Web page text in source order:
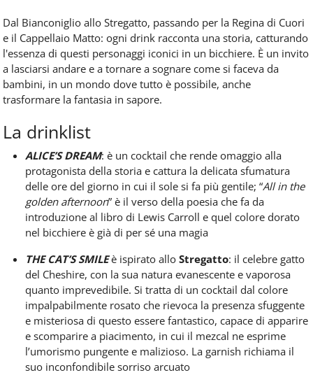
Dal Bianconiglio allo Stregatto, passando per la Regina di Cuori
e il Cappellaio Matto: ogni drink racconta una storia, catturando
l'essenza di questi personaggi iconici in un bicchiere. È un invito
a lasciarsi andare e a tornare a sognare come si faceva da
bambini, in un mondo dove tutto è possibile, anche
trasformare la fantasia in sapore.
La drinklist
ALICE’S DREAM: è un cocktail che rende omaggio alla
protagonista della storia e cattura la delicata sfumatura
delle ore del giorno in cui il sole si fa più gentile; “All in the
golden afternoon” è il verso della poesia che fa da
introduzione al libro di Lewis Carroll e quel colore dorato
nel bicchiere è già di per sé una magia
THE CAT’S SMILEè ispirato allo Stregatto: il celebre gatto
del Cheshire, con la sua natura evanescente e vaporosa
quanto imprevedibile. Si tratta di un cocktail dal colore
impalpabilmente rosato che rievoca la presenza sfuggente
e misteriosa di questo essere fantastico, capace di apparire
e scomparire a piacimento, in cui il mezcal ne esprime
l’umorismo pungente e malizioso. La garnish richiama il
suo inconfondibile sorriso arcuato